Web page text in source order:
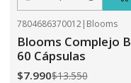
Cantidad
7804686370012| Blooms
Blooms Complejo B
60 Cápsulas
$7.990$13.550